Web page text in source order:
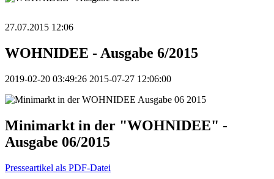
27.07.2015 12:06
WOHNIDEE - Ausgabe 6/2015
2019-02-20 03:49:26 2015-07-27 12:06:00
Minimarkt in der "WOHNIDEE" -
Ausgabe 06/2015
Presseartikel als PDF-Datei